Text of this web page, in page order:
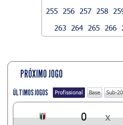
255
256 257 258
263
264 265 266
PRÓXIMO JOGO
ÚLTIMOS JOGOS Profissional Base Sub-20
0 x